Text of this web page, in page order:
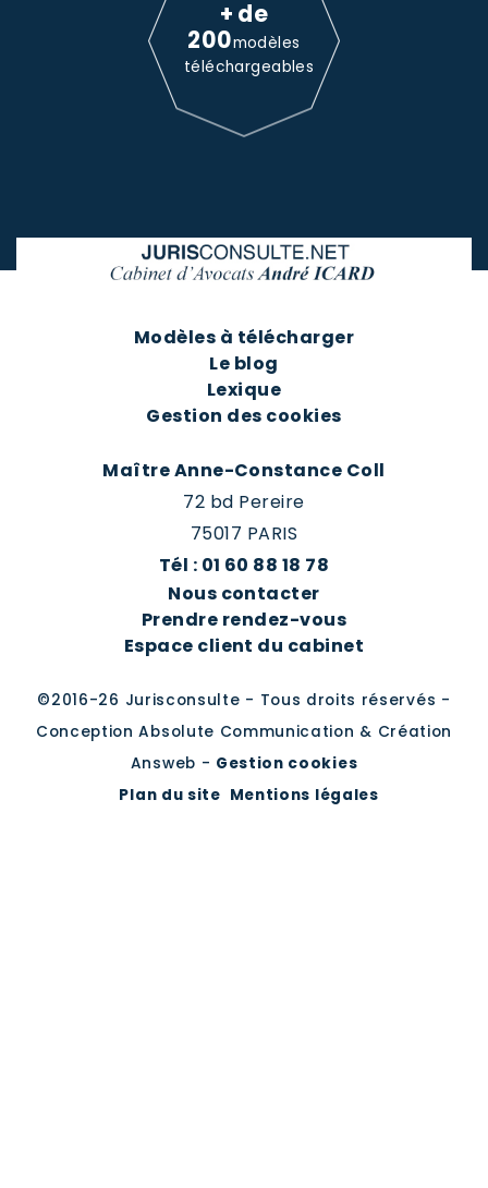
+ de
200modèles
téléchargeables
Modèles à télécharger
Le blog
Lexique
Gestion des cookies
Maître Anne-Constance Coll
72 bd Pereire
75017 PARIS
Tél : 01 60 88 18 78
Nous contacter
Prendre rendez-vous
Espace client du cabinet
©2016-26 Jurisconsulte - Tous droits réservés -
Conception Absolute Communication & Création
Answeb - Gestion cookies
Plan du site Mentions légales